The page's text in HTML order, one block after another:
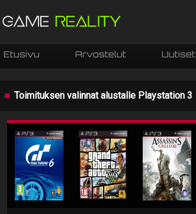
Etusivu Arvostelut Uutiset
Toimituksen valinnat alustalle Playstation 3